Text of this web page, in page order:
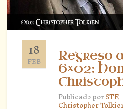
18
FEB
Regreso
6×02:
Publicado porSTE
Christopher